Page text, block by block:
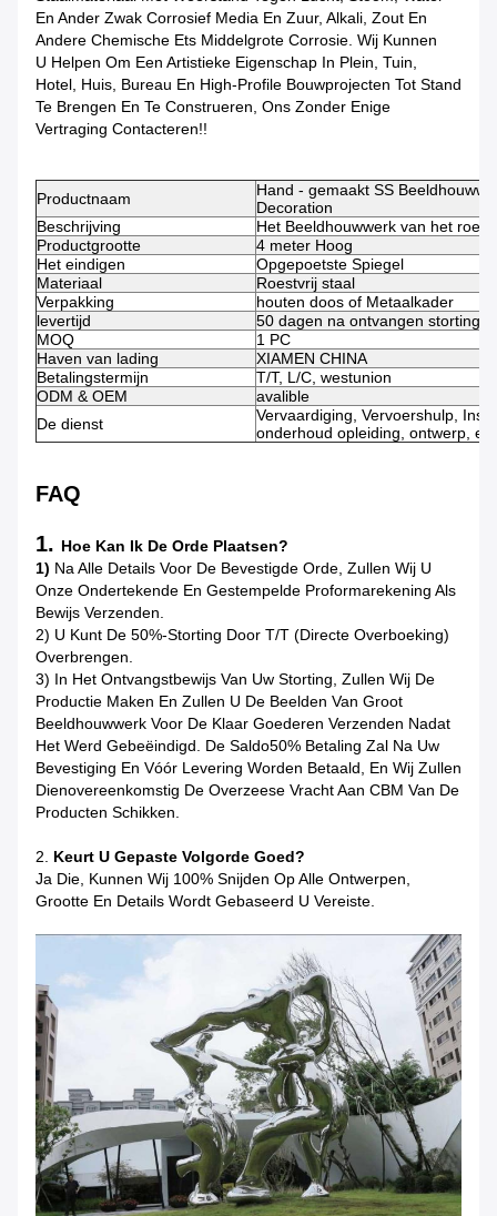
En Ander Zwak Corrosief Media En Zuur, Alkali, Zout En
Andere Chemische Ets Middelgrote Corrosie. Wij Kunnen
U Helpen Om Een Artistieke Eigenschap In Plein, Tuin,
Hotel, Huis, Bureau En High-Profile Bouwprojecten Tot Stand
Te Brengen En Te Construeren, Ons Zonder Enige
Vertraging Contacteren!!
Productnaam
Hand - gemaakt SS
Decoration
Beschrijving
Het Beeldhouwwerk van het
Productgrootte
4 meter Hoog
Het eindigen
Opgepoetste Spiegel
Materiaal
Roestvrij staal
Verpakking
houten doos of Metaalkader
levertijd
50 dagen na ontvangen storting
MOQ
1 PC
Haven van lading
XIAMEN CHINA
Betalingstermijn
T/T, L/C, westunion
ODM & OEM
avalible
De dienst
Vervaardiging, Vervoershulp,
onderhoud opleiding, ontwerp,
FAQ
1. Hoe Kan Ik De Orde Plaatsen?
1) Na Alle Details Voor De Bevestigde Orde, Zullen Wij U
Onze Ondertekende En Gestempelde Proformarekening Als
Bewijs Verzenden.
2) U Kunt De 50%-Storting Door T/T (directe Overboeking)
Overbrengen.
3) In Het Ontvangstbewijs Van Uw Storting, Zullen Wij De
Productie Maken En Zullen U De Beelden Van Groot
Beeldhouwwerk Voor De Klaar Goederen Verzenden Nadat
Het Werd Gebeëindigd. De Saldo50% Betaling Zal Na Uw
Bevestiging En Vóór Levering Worden Betaald, En Wij Zullen
Dienovereenkomstig De Overzeese Vracht Aan CBM Van De
Producten Schikken.
2. Keurt U Gepaste Volgorde Goed?
Ja Die, Kunnen Wij 100% Snijden Op Alle Ontwerpen,
Grootte En Details Wordt Gebaseerd U Vereiste.